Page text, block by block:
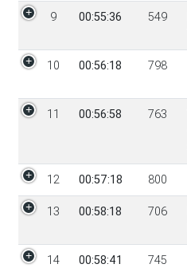
9 00:55:36 549
10 00:56:18 798
11 00:56:58 763
12 00:57:18 800
13 00:58:18 706
14 00:58:41 745